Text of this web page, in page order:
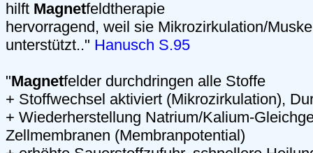
hilft Magnetfeldtherapie
hervorragend, weil sie Mikrozirkulation/
unterstützt.." Hanusch S.95
"Magnetfelder durchdringen alle Stoffe
+ Stoffwechsel aktiviert (Mikrozirkulation),
+ Wiederherstellung Natrium/Kalium-
Zellmembranen (Membranpotential)